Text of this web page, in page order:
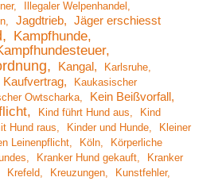
Illegaler Welpenhandel
Jagdtrieb
Jäger erschiesst
Kampfhunde
Kangal
Karlsruhe
Kaufvertrag
Kaukasischer
Owtscharka Kein Beißvorfall
Kind führt Hund aus
Kind
Hund raus Kinder und Hunde
Kleiner
Leinenpflicht Köln
Körperliche
Kranker Hund gekauft
Kranker
Krefeld Kreuzungen
Kunstfehler